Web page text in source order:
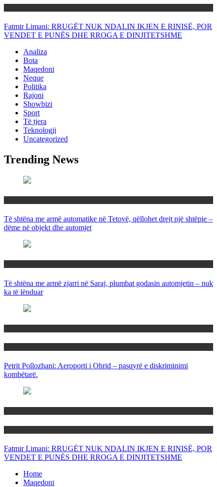
Fatmir Limani: RRUGËT NUK NDALIN IKJEN E RINISË, POR
VENDET E PUNËS DHE RROGA E DINJITETSHME
Analiza
Bota
Maqedoni
Neque
Politika
Rajoni
Showbizi
Sport
Të tjera
Teknologji
Uncategorized
Trending News
Të shtëna me armë automatike në Tetovë, qëllohet drejt një shtëpie –
dëme në objekt dhe automjet
Të shtëna me armë zjarri në Saraj, plumbat godasin automjetin – nuk
ka të lënduar
Petrit Pollozhani: Aeroporti i Ohrid – pasqyrë e diskriminimi
kombëtarë.
Fatmir Limani: RRUGËT NUK NDALIN IKJEN E RINISË, POR
VENDET E PUNËS DHE RROGA E DINJITETSHME
Home
Maqedoni